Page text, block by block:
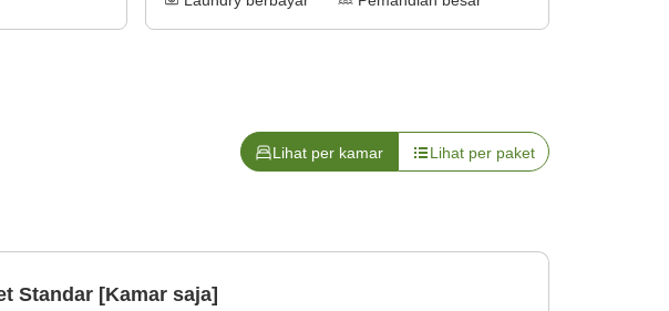
Lihat per kamar Lihat per paket
Standar [Kamar saja]